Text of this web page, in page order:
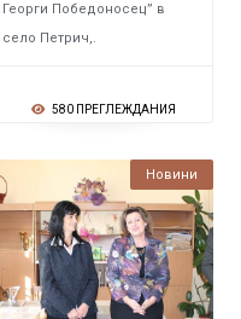
Георги Победоносец” в
село Петрич,.
580 ПРЕГЛЕЖДАНИЯ
Новини